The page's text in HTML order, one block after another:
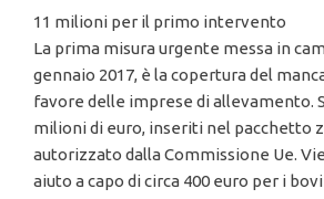
11 milioni per il primo intervento
La prima misura urgente messa in
gennaio 2017, è la copertura del
favore delle imprese di allevamento.
milioni di euro, inseriti nel pacchetto
autorizzato dalla Commissione Ue.
aiuto a capo di circa 400 euro per i